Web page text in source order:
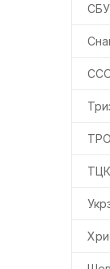
СБУ
ТРО